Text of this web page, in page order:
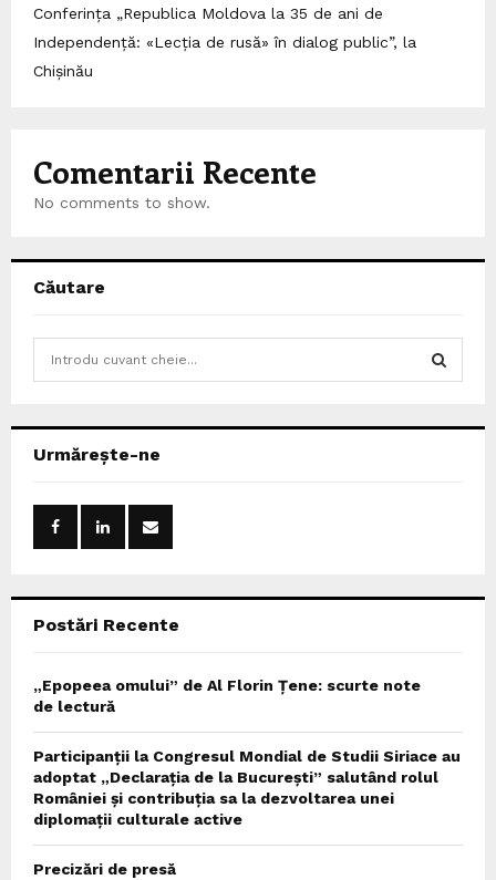
Conferința „Republica Moldova la 35 de ani de
Independență: «Lecția de rusă» în dialog public”, la
Chișinău
Comentarii Recente
No comments to show.
Căutare
h
Urmărește-ne
Postări Recente
„Epopeea omului” de Al Florin Țene: scurte note
de lectură
Participanții la Congresul Mondial de Studii Siriace au
adoptat „Declarația de la București” salutând rolul
României și contribuția sa la dezvoltarea unei
diplomații culturale active
Precizări de presă